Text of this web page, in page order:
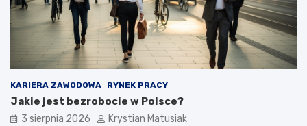
KARIERA ZAWODOWA RYNEK PRACY
Jakie jest bezrobocie w Polsce?
3 sierpnia 2026 Krystian Matusiak